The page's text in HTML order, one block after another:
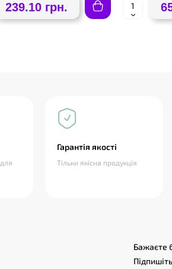
239.10 грн.
Гарантія якості
Тільки якісна продукція
Бажаєте